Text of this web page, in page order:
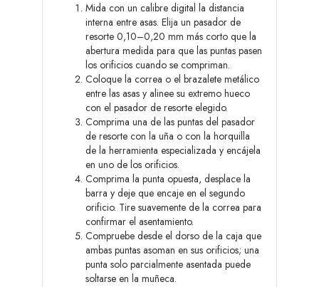
Mida con un calibre digital la distancia
interna entre asas. Elija un pasador de
resorte 0,10–0,20 mm más corto que la
abertura medida para que las puntas pasen
los orificios cuando se compriman.
Coloque la correa o el brazalete metálico
entre las asas y alinee su extremo hueco
con el pasador de resorte elegido.
Comprima una de las puntas del pasador
de resorte con la uña o con la horquilla
de la herramienta especializada y encájela
en uno de los orificios.
Comprima la punta opuesta, desplace la
barra y deje que encaje en el segundo
orificio. Tire suavemente de la correa para
confirmar el asentamiento.
Compruebe desde el dorso de la caja que
ambas puntas asoman en sus orificios; una
punta solo parcialmente asentada puede
soltarse en la muñeca.